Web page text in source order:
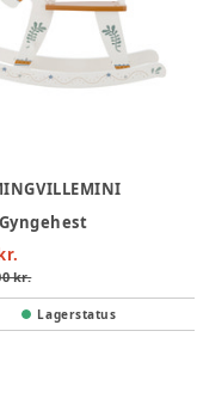
kr.
Lagerstatus